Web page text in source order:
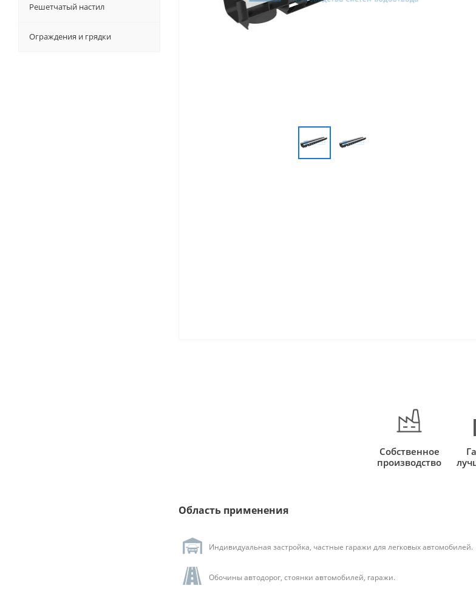
Собственное
производство
Область применения
Индивидуальная застройка, частные гаражи для легковых автомобилей.
Обочины автодорог, стоянки автомобилей, гаражи.
Решетчатый настил
Ограждения и грядки